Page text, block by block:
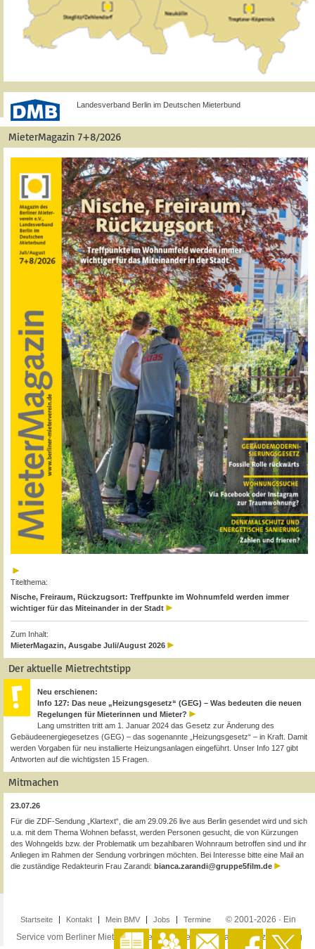
Landesverband Berlin im Deutschen Mieterbund
MieterMagazin 7+8/2026
Titelthema:
Nische, Freiraum, Rückzugsort: Treffpunkte im Wohnumfeld werden immer
wichtiger für das Miteinander in der Stadt
Zum Inhalt:
MieterMagazin, Ausgabe Juli/August 2026
Der aktuelle Mietrechtstipp
Neu erschienen:
Info 127: Das neue „Heizungsgesetz“ (GEG) – Was bedeuten die neuen
Regelungen für Mieterinnen und Mieter?
Lang umstritten tritt am 1. Januar 2024 das Gesetz zur Änderung des
Gebäudeenergiegesetzes (GEG) – das sogenannte „Heizungsgesetz“ – in Kraft. Damit
werden Vorgaben für neu installierte Heizungsanlagen eingeführt. Unser Info 127 gibt
Antworten auf die wichtigsten 15 Fragen.
Mitmachen
23.07.26
Für die ZDF-Sendung „Klartext“, die am 29.09.26 live aus Berlin gesendet wird und sich
u.a. mit dem Thema Wohnen befasst, werden Personen gesucht, die von Kürzungen
des Wohngelds bzw. der Problematik um bezahlbaren Wohnraum betroffen sind und ihr
Anliegen im Rahmen der Sendung vorbringen möchten. Bei Interesse bitte eine Mail an
die zuständige Redakteurin Frau Zarandi: bianca.zarandi@gruppe5film.de
Startseite Kontakt Mein BMV Jobs Termine
© 2001-2026 · Ein
Service vom Berliner Mieterverein e.V. ·Impressum·Datenschutzerklärung